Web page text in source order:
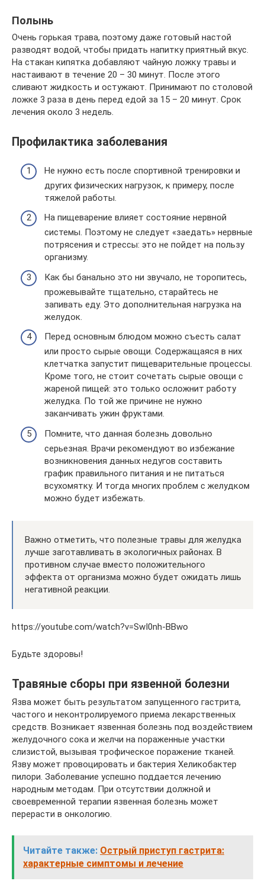
Полынь
Очень горькая трава, поэтому даже готовый настой
разводят водой, чтобы придать напитку приятный вкус.
На стакан кипятка добавляют чайную ложку травы и
настаивают в течение 20 – 30 минут. После этого
сливают жидкость и остужают. Принимают по столовой
ложке 3 раза в день перед едой за 15 – 20 минут. Срок
лечения около 3 недель.
Профилактика заболевания
Не нужно есть после спортивной тренировки и
других физических нагрузок, к примеру, после
тяжелой работы.
На пищеварение влияет состояние нервной
системы. Поэтому не следует «заедать» нервные
потрясения и стрессы: это не пойдет на пользу
организму.
Как бы банально это ни звучало, не торопитесь,
прожевывайте тщательно, старайтесь не
запивать еду. Это дополнительная нагрузка на
желудок.
Перед основным блюдом можно съесть салат
или просто сырые овощи. Содержащаяся в них
клетчатка запустит пищеварительные процессы.
Кроме того, не стоит сочетать сырые овощи с
жареной пищей: это только осложнит работу
желудка. По той же причине не нужно
заканчивать ужин фруктами.
Помните, что данная болезнь довольно
серьезная. Врачи рекомендуют во избежание
возникновения данных недугов составить
график правильного питания и не питаться
всухомятку. И тогда многих проблем с желудком
можно будет избежать.
Важно отметить, что полезные травы для желудка
лучше заготавливать в экологичных районах. В
противном случае вместо положительного
эффекта от организма можно будет ожидать лишь
негативной реакции.
https://youtube.com/watch?v=SwI0nh-BBwo
Будьте здоровы!
Травяные сборы при язвенной болезни
Язва может быть результатом запущенного гастрита,
частого и неконтролируемого приема лекарственных
средств. Возникает язвенная болезнь под воздействием
желудочного сока и желчи на пораженные участки
слизистой, вызывая трофическое поражение тканей.
Язву может провоцировать и бактерия Хеликобактер
пилори. Заболевание успешно поддается лечению
народным методам. При отсутствии должной и
своевременной терапии язвенная болезнь может
перерасти в онкологию.
Читайте также: Острый приступ гастрита:
характерные симптомы и лечение